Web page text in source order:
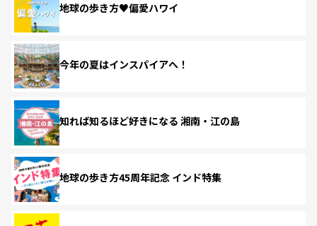
地球の歩き方♥偏愛ハワイ
今年の夏はインスパイアへ！
知れば知るほど好きになる 湘南・江の島
地球の歩き方45周年記念 インド特集